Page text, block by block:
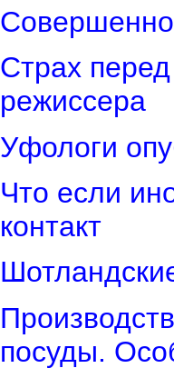
Страх
режиссера
Уфологи
Что если
контакт
посуды.